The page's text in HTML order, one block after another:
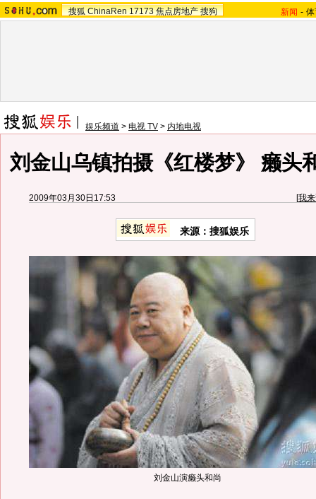
搜狐 ChinaRen 17173 焦点房地产 搜狗 新闻 -
娱乐频道 > 电视 TV > 内地电视
刘金山乌镇拍摄《红楼梦》 癞头
2009年03月30日17:53 [我
来源：搜狐娱乐
刘金山演癞头和尚